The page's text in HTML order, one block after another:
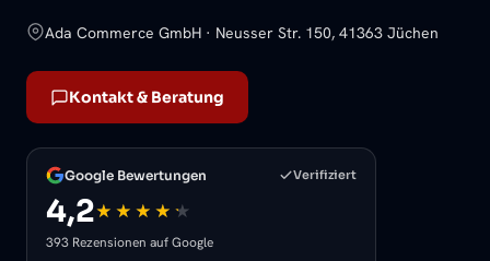
Ada Commerce GmbH · Neusser Str. 150, 41363 Jüchen
Kontakt & Beratung
Google Bewertungen Verifiziert
4,2
393 Rezensionen auf Google